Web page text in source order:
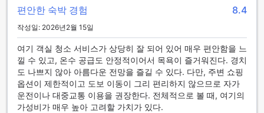
즐기며 몸과 마음을 재충전할 수 있는 최고의 공간입니다.
이 호텔의 스포츠 시설은 활기찬 라이프스타일을 추구하는 여
행객들에게 이상적입니다. 무료로 이용 가능한 피트니스 센터
와 쾌적한 야외 수영장은 홍콩의 활기찬 도시 속에서도 건강한
라이프스타일을 유지할 수 있도록 도와줍니다. 언제든지 방문
하여 활력을 충전하고, 여행의 피로를 씻어내는 최고의 선택이
될 것입니다.
램블러 오아시스 호텔의 편리한 시설 소개
편안한 숙박 경험 8.4
작성일: 2026년2월 15일
여기 객실 청소 서비스가 상당히 잘 되어 있어 매우 편안함을 느
낄 수 있고, 온수 공급도 안정적이어서 목욕이 즐거워진다. 경치
도 나쁘지 않아 아름다운 전망을 즐길 수 있다. 다만, 주변 쇼핑
옵션이 제한적이고 도보 이동이 그리 편리하지 않으므로 자가
운전이나 대중교통 이용을 권장한다. 전체적으로 볼 때, 여기의
가성비가 매우 높아 고려할 가치가 있다.